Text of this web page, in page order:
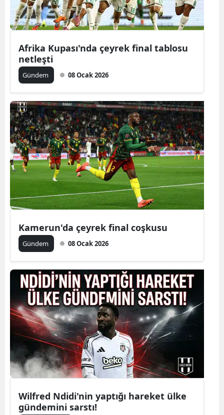
Afrika Kupası'nda çeyrek final tablosu
netleşti
Gündem 08 Ocak 2026
Kamerun'da çeyrek final coşkusu
Gündem 08 Ocak 2026
Wilfred Ndidi'nin yaptığı hareket ülke
gündemini sarstı!